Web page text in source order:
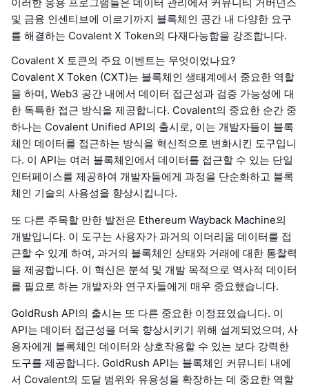
및 금융 인센티브에 이르기까지 블록체인 공간 내 다양한 요구
를 해결하는 Covalent X Token의 다재다능함을 강조합니다.
Covalent X 토큰의 주요 이벤트는 무엇이었나요?
Covalent X Token (CXT)는 블록체인 생태계에서 중요한 역할
을 하며, Web3 공간 내에서 데이터 접근성과 검증 가능성에 대
한 독특한 접근 방식을 제공합니다. Covalent의 중요한 순간 중
하나는 Covalent Unified API의 출시로, 이는 개발자들이 블록
체인 데이터를 접근하는 방식을 혁신적으로 변화시킨 도구입니
다. 이 API는 여러 블록체인에서 데이터를 접근할 수 있는 단일
인터페이스를 제공하여 개발자들에게 과정을 단순화하고 블록
체인 기술의 사용성을 향상시킵니다.
또 다른 주목할 만한 발전은 Ethereum Wayback Machine의
개발입니다. 이 도구는 사용자가 과거의 이더리움 데이터를 접
근할 수 있게 하여, 과거의 블록체인 상태와 거래에 대한 통찰력
을 제공합니다. 이 혁신은 분석 및 개발 목적으로 역사적 데이터
를 필요로 하는 개발자와 연구자들에게 매우 중요했습니다.
GoldRush API의 출시는 또 다른 중요한 이정표였습니다. 이
API는 데이터 접근성을 더욱 향상시키기 위해 설계되었으며, 사
용자에게 블록체인 데이터와 상호작용할 수 있는 보다 강력한
도구를 제공합니다. GoldRush API는 블록체인 커뮤니티 내에
서 Covalent의 도달 범위와 유용성을 확장하는 데 중요한 역할